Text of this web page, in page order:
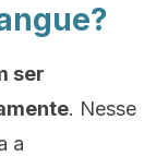
ser
. Nesse
a